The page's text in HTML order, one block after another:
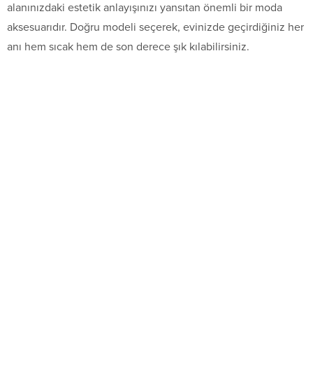
alanınızdaki estetik anlayışınızı yansıtan önemli bir moda
aksesuarıdır. Doğru modeli seçerek, evinizde geçirdiğiniz her
anı hem sıcak hem de son derece şık kılabilirsiniz.